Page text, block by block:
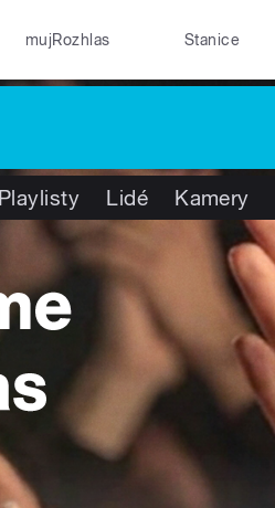
mujRozhlas Stanice
Playlisty Lidé Kamery